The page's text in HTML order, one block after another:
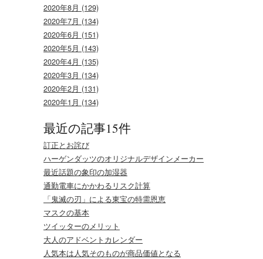
2020年8月 (129)
2020年7月 (134)
2020年6月 (151)
2020年5月 (143)
2020年4月 (135)
2020年3月 (134)
2020年2月 (131)
2020年1月 (134)
最近の記事15件
訂正とお詫び
ハーゲンダッツのオリジナルデザインメーカー
最近話題の象印の加湿器
通勤電車にかかわるリスク計算
「鬼滅の刃」による東宝の特需恩恵
マスクの基本
ツイッターのメリット
大人のアドベントカレンダー
人気本は人気そのものが商品価値となる